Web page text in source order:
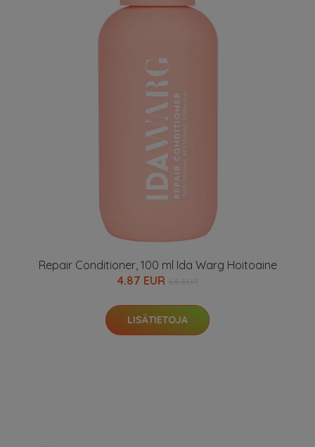
Repair Conditioner, 100 ml Ida Warg Hoitoaine
4.87 EUR
LISÄTIETOJA